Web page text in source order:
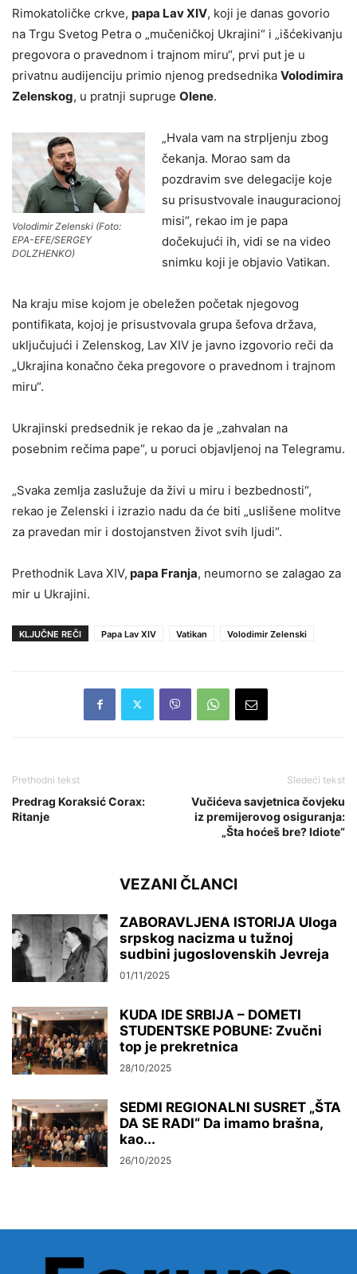
Rimokatoličke crkve, papa Lav XIV, koji je danas govorio
na Trgu Svetog Petra o „mučeničkoj Ukrajini“ i „išćekivanju
pregovora o pravednom i trajnom miru“, prvi put je u
privatnu audijenciju primio njenog predsednika Volodimira
Zelenskog, u pratnji supruge Olene.
Volodimir Zelenski (Foto:
EPA-EFE/SERGEY
DOLZHENKO)
„Hvala vam na strpljenju zbog
čekanja. Morao sam da
pozdravim sve delegacije koje
su prisustvovale inauguracionoj
misi“, rekao im je papa
dočekujući ih, vidi se na video
snimku koji je objavio Vatikan.
Na kraju mise kojom je obeležen početak njegovog
pontifikata, kojoj je prisustvovala grupa šefova država,
uključujući i Zelenskog, Lav XIV je javno izgovorio reči da
„Ukrajina konačno čeka pregovore o pravednom i trajnom
miru“.
Ukrajinski predsednik je rekao da je „zahvalan na
posebnim rečima pape“, u poruci objavljenoj na Telegramu.
„Svaka zemlja zaslužuje da živi u miru i bezbednosti“,
rekao je Zelenski i izrazio nadu da će biti „uslišene molitve
za pravedan mir i dostojanstven život svih ljudi“.
Prethodnik Lava XIV, papa Franja, neumorno se zalagao za
mir u Ukrajini.
KLJUČNE REČI Papa Lav XIV Vatikan Volodimir Zelenski
Prethodni tekst
Predrag Koraksić Corax:
Ritanje
Sledeći tekst
Vučićeva savjetnica čovjeku
iz premijerovog osiguranja:
„Šta hoćeš bre? Idiote“
VEZANI ČLANCI
ZABORAVLJENA ISTORIJA Uloga
srpskog nacizma u tužnoj
sudbini jugoslovenskih Jevreja
01/11/2025
KUDA IDE SRBIJA – DOMETI
STUDENTSKE POBUNE: Zvučni
top je prekretnica
28/10/2025
SEDMI REGIONALNI SUSRET „ŠTA
DA SE RADI“ Da imamo brašna,
kao...
26/10/2025